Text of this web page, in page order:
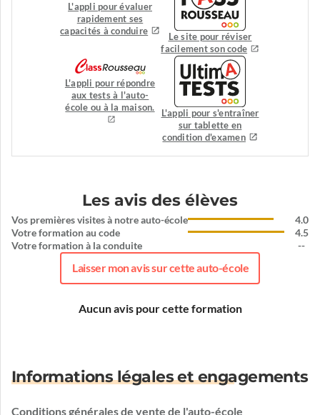
L'appli pour évaluer
rapidement ses
capacités à conduire
Le site pour réviser
facilement son code
L'appli pour répondre
aux tests à l'auto-
école ou à la maison.
L'appli pour s'entraîner
sur tablette en
condition d'examen
Les avis des élèves
Vos premières visites à notre auto-école
Votre formation au code
Votre formation à la conduite
4.0
4.5
--
Laisser mon avis sur cette auto-école
Aucun avis pour cette formation
Informations légales et engagements
Conditions générales de vente de l'auto-école